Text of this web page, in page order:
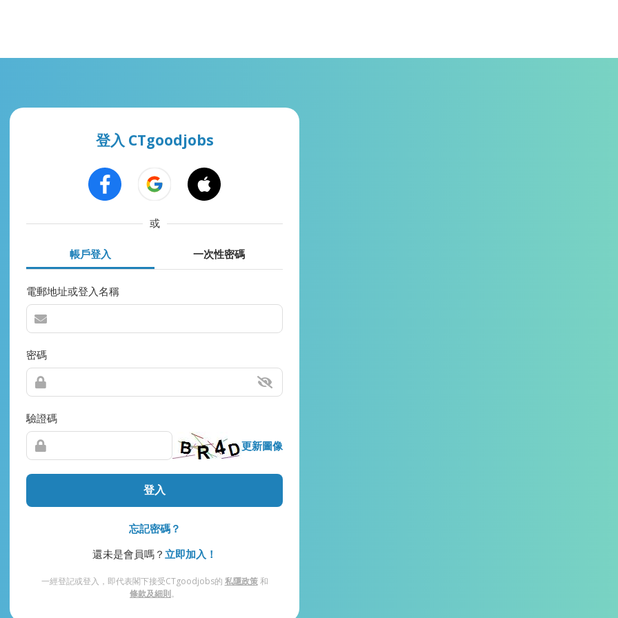
登入 CTgoodjobs
或
帳戶登入 一次性密碼
電郵地址或登入名稱
密碼
驗證碼
更新圖像
登入
忘記密碼？
還未是會員嗎？ 立即加入！
一經登記或登入，即代表閣下接受CTgoodjobs的 私隱政策和
條款及細則。